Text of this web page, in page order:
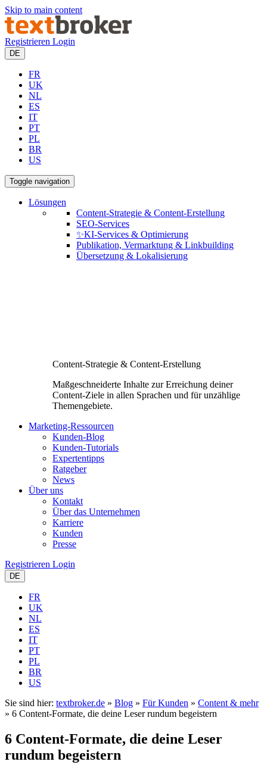
Skip to main content
Registrieren Login
DE
FR
UK
NL
ES
IT
PT
PL
BR
US
Toggle navigation
Lösungen
Content-Strategie & Content-Erstellung
SEO-Services
✨KI-Services & Optimierung
Publikation, Vermarktung & Linkbuilding
Übersetzung & Lokalisierung
Content-Strategie & Content-Erstellung
Maßgeschneiderte Inhalte zur Erreichung deiner
Content-Ziele in allen Sprachen und für unzählige
Themengebiete.
Marketing-Ressourcen
Kunden-Blog
Kunden-Tutorials
Expertentipps
Ratgeber
News
Über uns
Kontakt
Über das Unternehmen
Karriere
Kunden
Presse
Registrieren Login
DE
FR
UK
NL
ES
IT
PT
PL
BR
US
Sie sind hier: textbroker.de » Blog » Für Kunden » Content & mehr
» 6 Content-Formate, die deine Leser rundum begeistern
6 Content-Formate, die deine Leser
rundum begeistern